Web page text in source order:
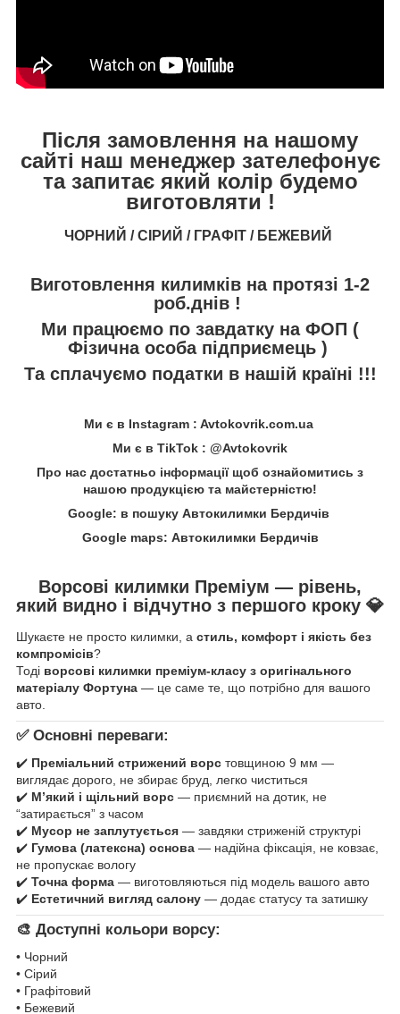
Після замовлення на нашому
сайті наш менеджер зателефонує
та запитає який колір будемо
виготовляти !
ЧОРНИЙ / СІРИЙ / ГРАФІТ / БЕЖЕВИЙ
Виготовлення килимків на протязі 1-2
роб.днів !
Ми працюємо по завдатку на ФОП (
Фізична особа підприємець )
Та сплачуємо податки в нашій країні !!!
Ми є в Instagram : Avtokovrik.com.ua
Ми є в TikTok : @Avtokovrik
Про нас достатньо інформації щоб ознайомитись з
нашою продукцією та майстерністю!
Google: в пошуку Автокилимки Бердичів
Google maps: Автокилимки Бердичів
Ворсові килимки Преміум — рівень,
який видно і відчутно з першого кроку 💎
Шукаєте не просто килимки, а стиль, комфорт і якість без
компромісів?
Тоді ворсові килимки преміум-класу з оригінального
матеріалу Фортуна — це саме те, що потрібно для вашого
авто.
✅ Основні переваги:
✔️ Преміальний стрижений ворс товщиною 9 мм —
виглядає дорого, не збирає бруд, легко чиститься
✔️ М’який і щільний ворс — приємний на дотик, не
“затирається” з часом
✔️ Мусор не заплутується — завдяки стриженій структурі
✔️ Гумова (латексна) основа — надійна фіксація, не ковзає,
не пропускає вологу
✔️ Точна форма — виготовляються під модель вашого авто
✔️ Естетичний вигляд салону — додає статусу та затишку
🎨 Доступні кольори ворсу:
• Чорний
• Сірий
• Графітовий
• Бежевий